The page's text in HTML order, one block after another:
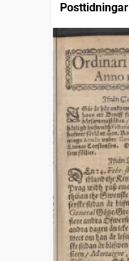
Posttidningar